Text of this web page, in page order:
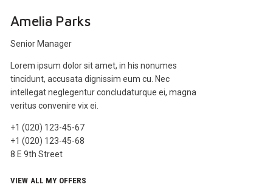
Amelia Parks
Senior Manager
Lorem ipsum dolor sit amet, in his nonumes
tincidunt, accusata dignissim eum cu. Nec
intellegat neglegentur concludaturque ei, magna
veritus convenire vix ei.
+1 (020) 123-45-67
+1 (020) 123-45-68
8 E 9th Street
VIEW ALL MY OFFERS